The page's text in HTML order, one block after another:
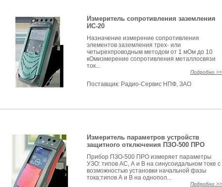
Измеритель сопротивления заземления
ИС-20
Назначение измерение сопротивления
элементов заземления трех- или
четырехпроводным методом от 1 мОм до 10
кОмизмерение сопротивления металлосвязи
ток...
Подробно >>
Поставщик: Радио-Сервис НПФ, ЗАО
Измеритель параметров устройств
защитного отключения ПЗО-500 ПРО
Прибор ПЗО-500 ПРО измеряет параметры
УЗО: типов АС, А и В на синусоидальном токе с
возможностью установки начальной фазы
тока;типов А и В на однопол...
Подробно >>